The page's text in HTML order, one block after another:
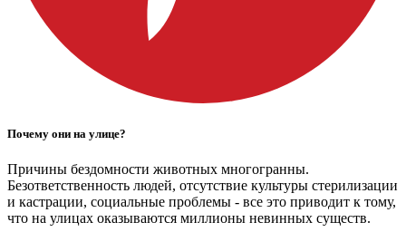
Почему они на улице?
Причины бездомности животных многогранны.
Безответственность людей, отсутствие культуры стерилизации
и кастрации, социальные проблемы - все это приводит к тому,
что на улицах оказываются миллионы невинных существ.